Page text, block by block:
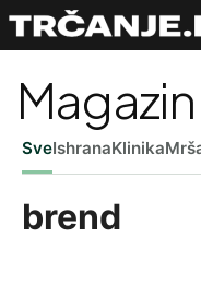
Magazin
SveIshranaKlinika
brend